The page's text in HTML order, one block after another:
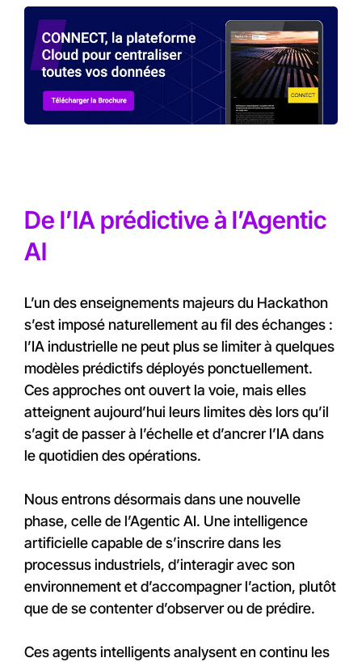
De l’IA prédictive à l’Agentic
AI
L’un des enseignements majeurs du Hackathon
s’est imposé naturellement au fil des échanges :
l’IA industrielle ne peut plus se limiter à quelques
modèles prédictifs déployés ponctuellement.
Ces approches ont ouvert la voie, mais elles
atteignent aujourd’hui leurs limites dès lors qu’il
s’agit de passer à l’échelle et d’ancrer l’IA dans
le quotidien des opérations.
Nous entrons désormais dans une nouvelle
phase, celle de l’Agentic AI. Une intelligence
artificielle capable de s’inscrire dans les
processus industriels, d’interagir avec son
environnement et d’accompagner l’action, plutôt
que de se contenter d’observer ou de prédire.
Ces agents intelligents analysent en continu les